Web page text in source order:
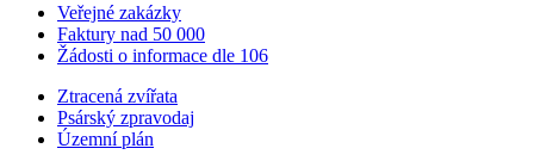
Veřejné zakázky
Faktury nad 50 000
Žádosti o informace dle 106
Ztracená zvířata
Psárský zpravodaj
Územní plán